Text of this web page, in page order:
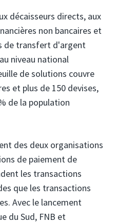
décaisseurs directs, aux
non bancaires et
de transfert d'argent
niveau national
de solutions couvre
et plus de 150 devises,
de la population
des deux organisations
de paiement de
les transactions
que les transactions
Avec le lancement
du Sud, FNB et